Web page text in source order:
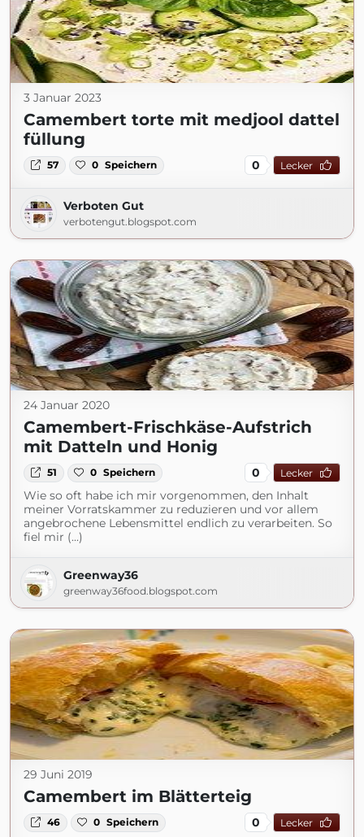
3 Januar 2023
Camembert torte mit medjool dattel
füllung
57 0 Speichern 0 Lecker
Verboten Gut
verbotengut.blogspot.com
24 Januar 2020
Camembert-Frischkäse-Aufstrich
mit Datteln und Honig
51 0 Speichern 0 Lecker
Wie so oft habe ich mir vorgenommen, den Inhalt
meiner Vorratskammer zu reduzieren und vor allem
angebrochene Lebensmittel endlich zu verarbeiten. So
fiel mir (...)
Greenway36
greenway36food.blogspot.com
29 Juni 2019
Camembert im Blätterteig
46 0 Speichern 0 Lecker